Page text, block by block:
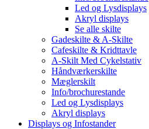
Led og Lysdisplays
Akryl displays
Se alle skilte
Gadeskilte & A-Skilte
Cafeskilte & Kridttavle
A-Skilt Med Cykelstativ
Håndværkerskilte
Mæglerskilt
Info/brochurestande
Led og Lysdisplays
Akryl displays
Displays og Infostander